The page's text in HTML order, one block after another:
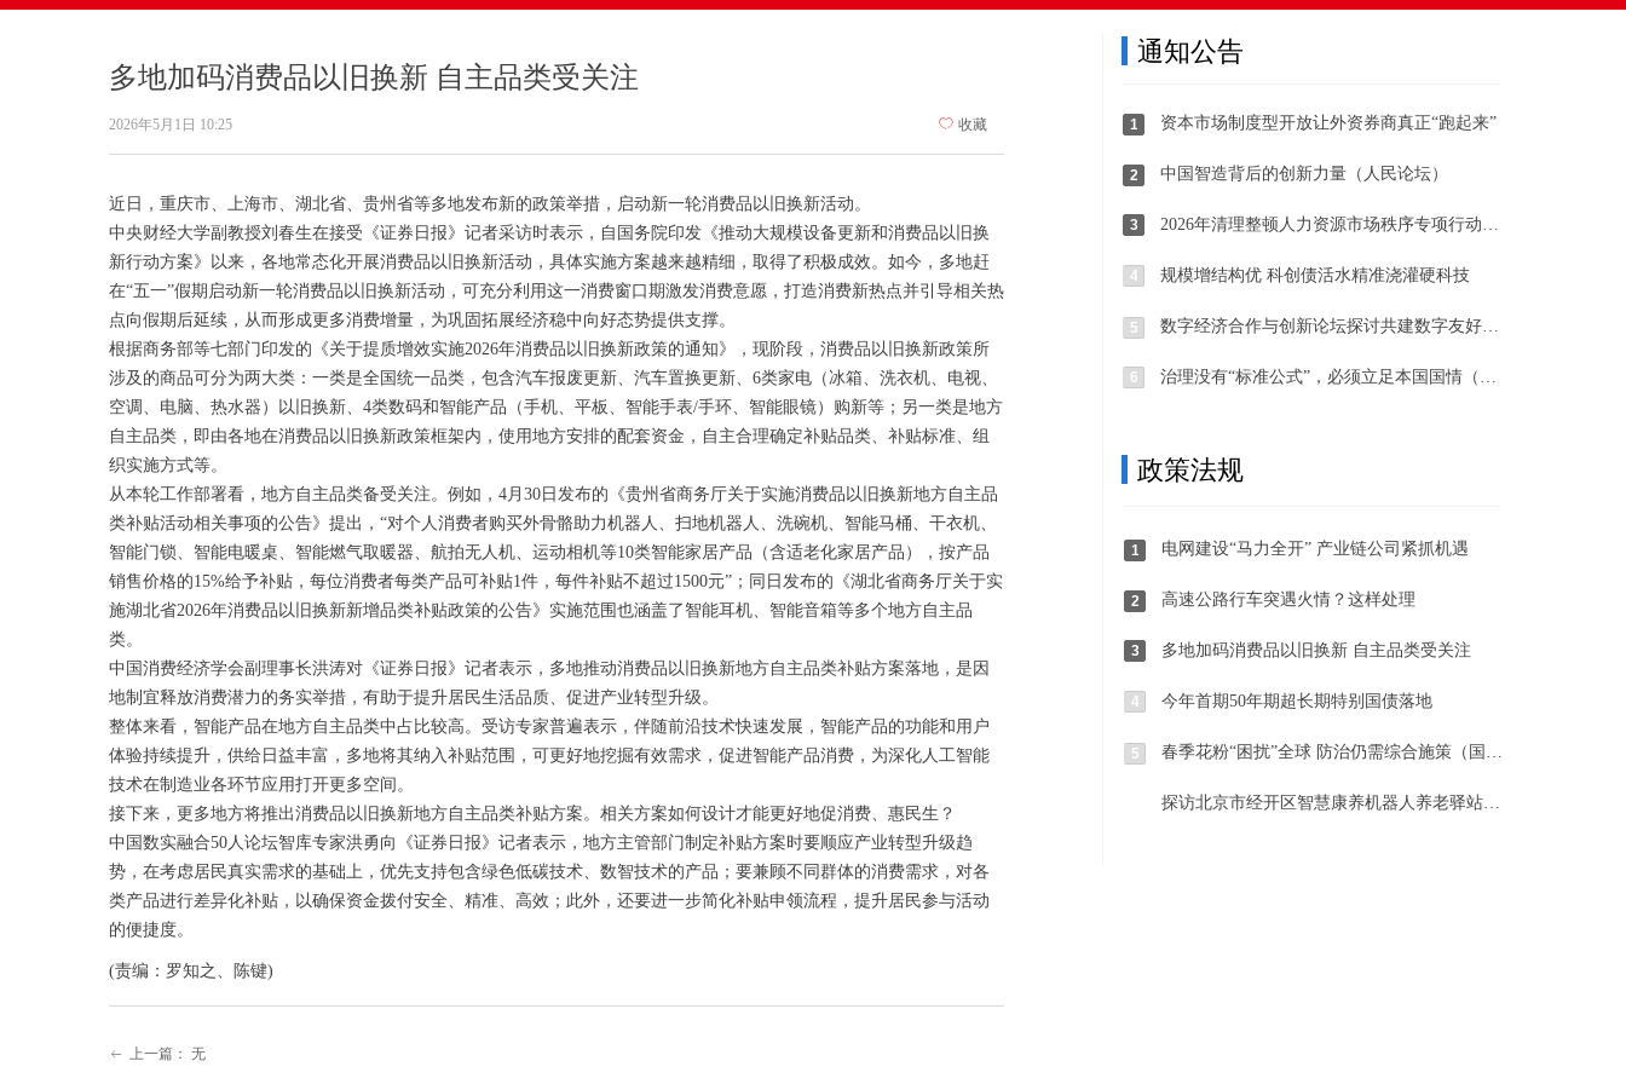
多地加码消费品以旧换新 自主品类受关注
近日，重庆市、上海市、湖北省、贵州省等多地发布新的政策举措，启动新一轮消费品以旧换新活动。
中央财经大学副教授刘春生在接受《证券日报》记者采访时表示，自国务院印发《推动大规模设备更新和消费品以旧换
新行动方案》以来，各地常态化开展消费品以旧换新活动，具体实施方案越来越精细，取得了积极成效。如今，多地赶
在“五一”假期启动新一轮消费品以旧换新活动，可充分利用这一消费窗口期激发消费意愿，打造消费新热点并引导相关热
点向假期后延续，从而形成更多消费增量，为巩固拓展经济稳中向好态势提供支撑。
根据商务部等七部门印发的《关于提质增效实施2026年消费品以旧换新政策的通知》，现阶段，消费品以旧换新政策所
涉及的商品可分为两大类：一类是全国统一品类，包含汽车报废更新、汽车置换更新、6类家电（冰箱、洗衣机、电视、
空调、电脑、热水器）以旧换新、4类数码和智能产品（手机、平板、智能手表/手环、智能眼镜）购新等；另一类是地方
自主品类，即由各地在消费品以旧换新政策框架内，使用地方安排的配套资金，自主合理确定补贴品类、补贴标准、组
织实施方式等。
从本轮工作部署看，地方自主品类备受关注。例如，4月30日发布的《贵州省商务厅关于实施消费品以旧换新地方自主品
类补贴活动相关事项的公告》提出，“对个人消费者购买外骨骼助力机器人、扫地机器人、洗碗机、智能马桶、干衣机、
智能门锁、智能电暖桌、智能燃气取暖器、航拍无人机、运动相机等10类智能家居产品（含适老化家居产品），按产品
销售价格的15%给予补贴，每位消费者每类产品可补贴1件，每件补贴不超过1500元”；同日发布的《湖北省商务厅关于实
施湖北省2026年消费品以旧换新新增品类补贴政策的公告》实施范围也涵盖了智能耳机、智能音箱等多个地方自主品
类。
中国消费经济学会副理事长洪涛对《证券日报》记者表示，多地推动消费品以旧换新地方自主品类补贴方案落地，是因
地制宜释放消费潜力的务实举措，有助于提升居民生活品质、促进产业转型升级。
整体来看，智能产品在地方自主品类中占比较高。受访专家普遍表示，伴随前沿技术快速发展，智能产品的功能和用户
体验持续提升，供给日益丰富，多地将其纳入补贴范围，可更好地挖掘有效需求，促进智能产品消费，为深化人工智能
技术在制造业各环节应用打开更多空间。
接下来，更多地方将推出消费品以旧换新地方自主品类补贴方案。相关方案如何设计才能更好地促消费、惠民生？
中国数实融合50人论坛智库专家洪勇向《证券日报》记者表示，地方主管部门制定补贴方案时要顺应产业转型升级趋
势，在考虑居民真实需求的基础上，优先支持包含绿色低碳技术、数智技术的产品；要兼顾不同群体的消费需求，对各
类产品进行差异化补贴，以确保资金拨付安全、精准、高效；此外，还要进一步简化补贴申领流程，提升居民参与活动
的便捷度。
(责编：罗知之、陈键)
2026年5月1日 10:25 ꄀ 收藏
ꂃ 上一篇： 无
资本市场制度型开放让外资券商真正“跑起来”
中国智造背后的创新力量（人民论坛）
2026年清理整顿人力资源市场秩序专项行动部署开展
规模增结构优 科创债活水精准浇灌硬科技
数字经济合作与创新论坛探讨共建数字友好未来
治理没有“标准公式”，必须立足本国国情（国际论坛·读懂中国·读懂中国式现代化）
通知公告
政策法规
电网建设“马力全开” 产业链公司紧抓机遇
高速公路行车突遇火情？这样处理
多地加码消费品以旧换新 自主品类受关注
今年首期50年期超长期特别国债落地
春季花粉“困扰”全球 防治仍需综合施策（国际视点）
探访北京市经开区智慧康养机器人养老驿站 科技与温暖相伴相融